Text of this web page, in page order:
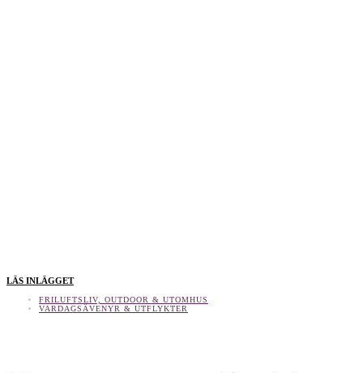
LÄS INLÄGGET
FRILUFTSLIV, OUTDOOR & UTOMHUS
VARDAGSÄVENYR & UTFLYKTER